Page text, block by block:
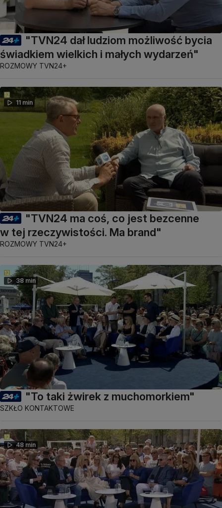
"TVN24 dał ludziom możliwość bycia
świadkiem wielkich i małych wydarzeń"
ROZMOWY TVN24+
11 min
"TVN24 ma coś, co jest bezcenne
w tej rzeczywistości. Ma brand"
ROZMOWY TVN24+
38 min
"To taki żwirek z muchomorkiem"
SZKŁO KONTAKTOWE
48 min